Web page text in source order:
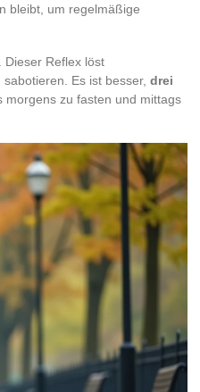
bleibt, um regelmäßige
Dieser Reflex löst
Es ist besser, drei
morgens zu fasten und mittags